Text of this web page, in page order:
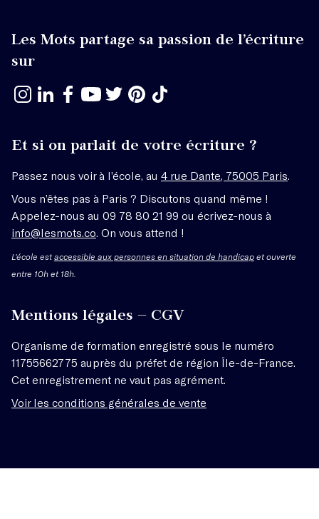
Les Mots partage sa passion de l’écriture
sur
Et si on parlait de votre écriture ?
Passez nous voir à l’école, au 4 rue Dante, 75005 Paris.
Vous n’êtes pas à Paris ? Discutons quand même !
Appelez-nous au 09 78 80 21 99 ou écrivez-nous à
info@lesmots.co. On vous attend !
L'école estaccessible aux personnes en situation de handicap et ouverte
entre 10h et 18h.
Mentions légales – CGV
Organisme de formation enregistré sous le numéro
11755662775 auprès du préfet de région Île-de-France.
Cet enregistrement ne vaut pas agrément.
Voir les conditions générales de vente